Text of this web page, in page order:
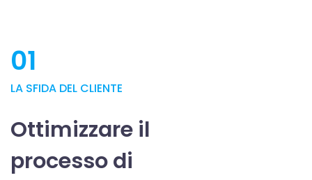
01
LA SFIDA DEL CLIENTE
Ottimizzare il
processo di